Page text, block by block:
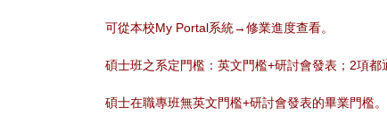
可從本校My Portal系統→修業進度查看。
碩士班之系定門檻：英文門檻+研討會發表；2項都
碩士在職專班無英文門檻+研討會發表的畢業門檻。